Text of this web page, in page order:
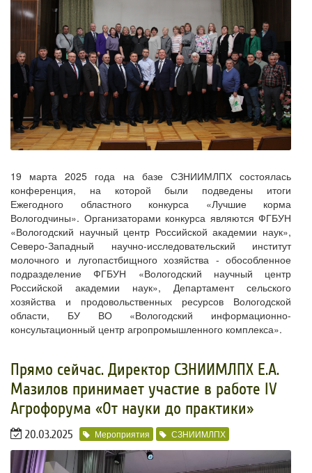
19 марта 2025 года на базе СЗНИИМЛПХ состоялась
конференция, на которой были подведены итоги
Ежегодного областного конкурса «Лучшие корма
Вологодчины». Организаторами конкурса являются ФГБУН
«Вологодский научный центр Российской академии наук»,
Северо-Западный научно-исследовательский институт
молочного и лугопастбищного хозяйства - обособленное
подразделение ФГБУН «Вологодский научный центр
Российской академии наук», Департамент сельского
хозяйства и продовольственных ресурсов Вологодской
области, БУ ВО «Вологодский информационно-
консультационный центр агропромышленного комплекса».
​Прямо сейчас.​ Директор СЗНИИМЛПХ Е.А.
Мазилов принимает участие в работе IV
Агрофорума «От науки до практики»
20.03.2025 Мероприятия СЗНИИМЛПХ